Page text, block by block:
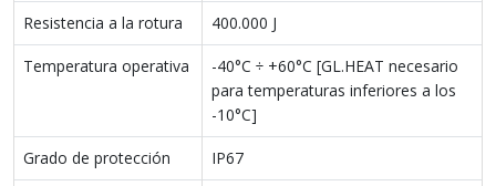
Resistencia a la rotura 400.000 J
Temperatura operativa
-40°C ÷ +60°C [GL.HEAT necesario
para temperaturas inferiores a los
-10°C]
Grado de protección IP67